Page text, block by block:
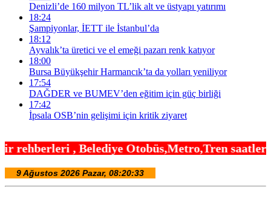
Denizli’de 160 milyon TL’lik alt ve üstyapı yatırımı
18:24
Şampiyonlar, İETT ile İstanbul’da
18:12
Ayvalık’ta üretici ve el emeği pazarı renk katıyor
18:00
Bursa Büyükşehir Harmancık’ta da yolları yeniliyor
17:54
DAĞDER ve BUMEV’den eğitim için güç birliği
17:42
İpsala OSB’nin gelişimi için kritik ziyaret
, Belediye Otobüs,Metro,Tren saatleri